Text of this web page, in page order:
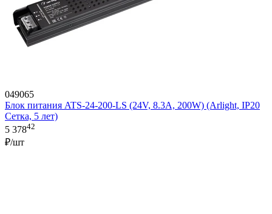
049065
Блок питания ATS-24-200-LS (24V, 8.3A, 200W) (Arlight, IP20
Сетка, 5 лет)
5 37842
₽/шт